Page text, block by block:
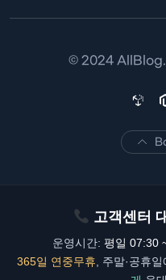
© 2024
고객센터
운영시간: 평일 07:30
365일 연중무휴 , 주말·공휴일